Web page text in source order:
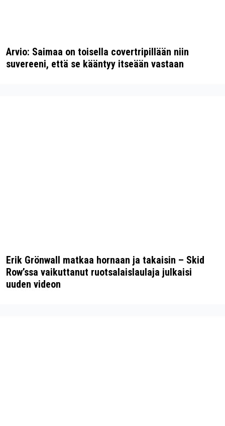
Arvio: Saimaa on toisella covertripillään niin
suvereeni, että se kääntyy itseään vastaan
Erik Grönwall matkaa hornaan ja takaisin – Skid
Row’ssa vaikuttanut ruotsalaislaulaja julkaisi
uuden videon